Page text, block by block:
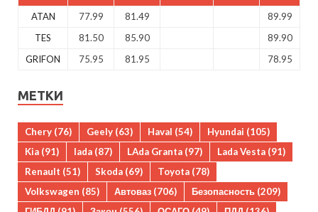
ATAN 77.99 81.49
89.99
TES
81.50 85.90
89.90
GRIFON
75.95 81.95 78.95
МЕТКИ
Chery (76) Geely (63) Haval (54) Hyundai (105)
Kia (91) lada (87) LAda Granta (97) Lada Vesta (91)
Renault (51) Skoda (69) Toyota (78)
Volkswagen (85) Автоваз (706) Безопасность (209)